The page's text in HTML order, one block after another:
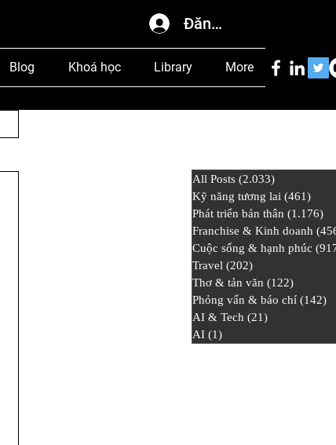
Đăng nhập
Blog Khoá học Library More
All Posts (2.033)
Kỹ năng tương lai (461)
Phát triển bản thân (1.176)
Franchise & Kinh doanh
Cuộc sống & hạnh phúc
Travel (202)
Thơ & tản văn (122)
Phỏng vấn & báo chí (142)
AI & Tech (21)
AI (1)